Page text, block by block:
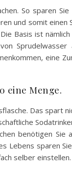
So sparen
und somit
Basis ist
eine
eine Menge.
Das
benötigen
Lebens sparen
selber einstellen.